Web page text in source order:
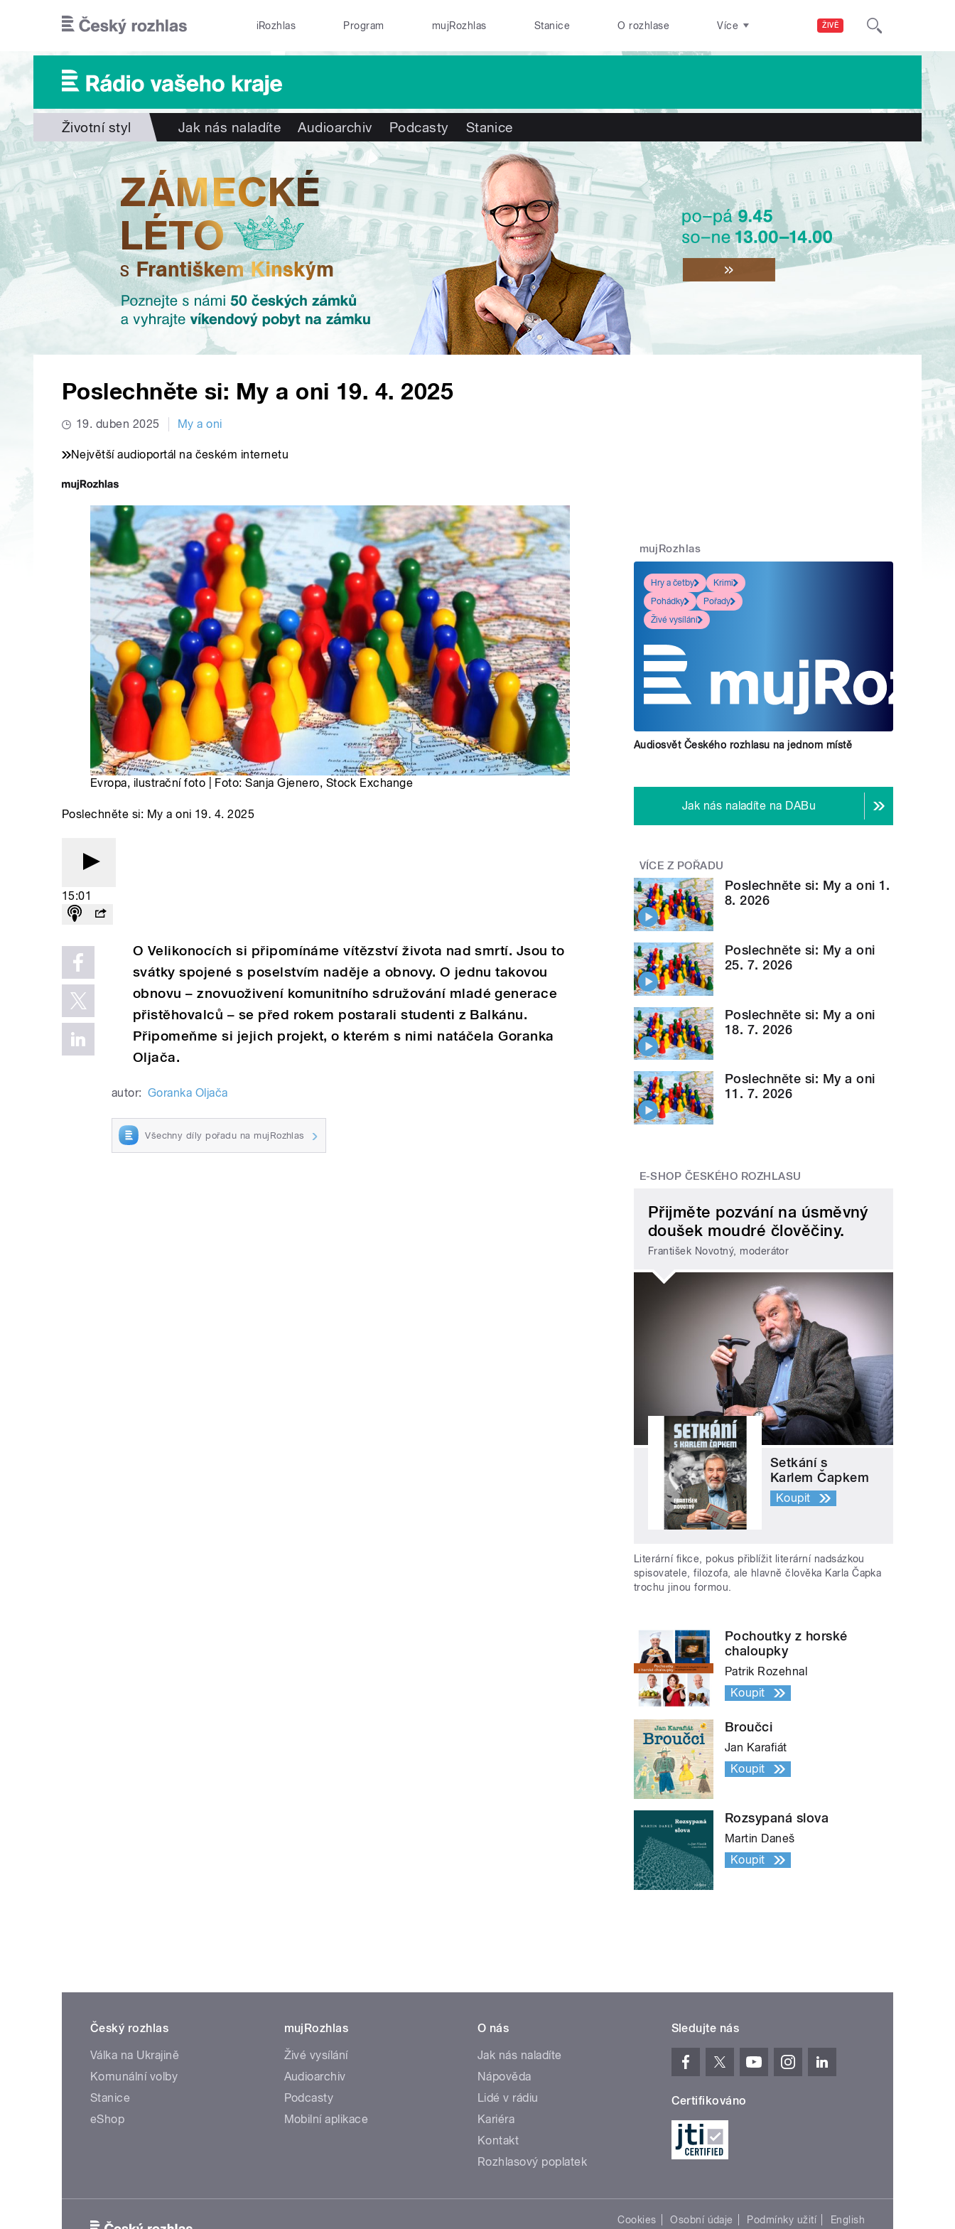
ŽIVĚ
iRozhlas Program mujRozhlas Stanice O rozhlase Více
Životní styl Jak nás naladíte Audioarchiv Podcasty Stanice
Poslechněte si: My a oni 19. 4. 2025
19. duben 2025 My a oni
Největší audioportál na českém internetu
Evropa, ilustrační foto | Foto: Sanja Gjenero, Stock Exchange
Poslechněte si: My a oni 19. 4. 2025
15:01
O Velikonocích si připomínáme vítězství života nad smrtí. Jsou to
svátky spojené s poselstvím naděje a obnovy. O jednu takovou
obnovu – znovuoživení komunitního sdružování mladé generace
přistěhovalců – se před rokem postarali studenti z Balkánu.
Připomeňme si jejich projekt, o kterém s nimi natáčela Goranka
Oljača.
autor: Goranka Oljača
Všechny díly pořadu na mujRozhlas
mujRozhlas
Hry a četby
Krimi
Pohádky
Pořady
Živé vysílání
Audiosvět Českého rozhlasu na jednom místě
Jak nás naladíte na DABu
VÍCE Z POŘADU
Poslechněte si: My a oni 1.
8. 2026
Poslechněte si: My a oni
25. 7. 2026
Poslechněte si: My a oni
18. 7. 2026
Poslechněte si: My a oni
11. 7. 2026
E-SHOP ČESKÉHO ROZHLASU
Přijměte pozvání na úsměvný
doušek moudré člověčiny.
František Novotný, moderátor
Setkání s
Karlem Čapkem
Koupit
Literární fikce, pokus přiblížit literární nadsázkou
spisovatele, filozofa, ale hlavně člověka Karla Čapka
trochu jinou formou.
Pochoutky z horské
chaloupky
Patrik Rozehnal
Koupit
Broučci
Jan Karafiát
Koupit
Rozsypaná slova
Martin Daneš
Koupit
Český rozhlas
Válka na Ukrajině
Komunální volby
Stanice
eShop
mujRozhlas
Živé vysílání
Audioarchiv
Podcasty
Mobilní aplikace
O nás
Jak nás naladíte
Nápověda
Lidé v rádiu
Kariéra
Kontakt
Rozhlasový poplatek
Sledujte nás
Certifikováno
Cookies Osobní údaje Podmínky užití English